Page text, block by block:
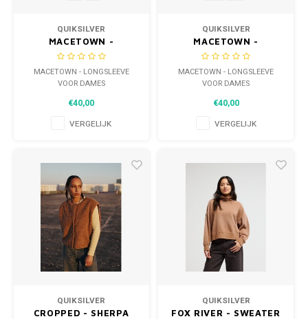
QUIKSILVER
MACETOWN -
LONGSLEEVE VOOR
DAMES
MACETOWN - LONGSLEEVE
VOOR DAMES
€40,00
VERGELIJK
QUIKSILVER
MACETOWN -
LONGSLEEVE VOOR
DAMES
MACETOWN - LONGSLEEVE
VOOR DAMES
€40,00
VERGELIJK
QUIKSILVER
CROPPED - SHERPA
QUIKSILVER
FOX RIVER - SWEATER